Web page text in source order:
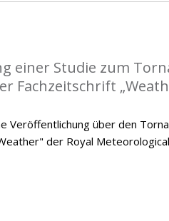
einer Studie zum
Fachzeitschrift
Veröffentlichung über den
der Royal